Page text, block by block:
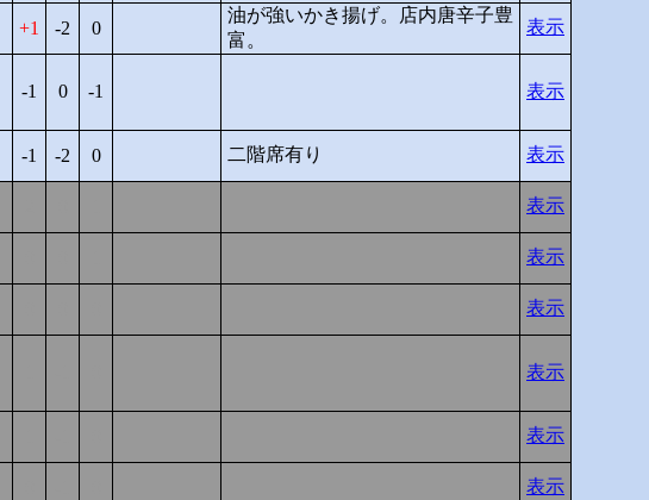
1 -2 0
油が強いかき揚げ。店内唐辛子豊
富。
表示
-1 0 -1 表示
-1 -2 0 二階席有り 表示
表示
表示
表示
表示
表示
表示